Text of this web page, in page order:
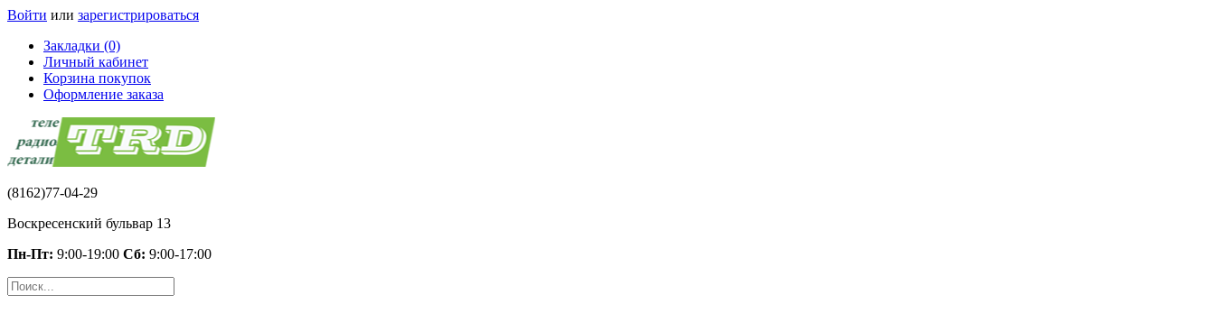
Войти или зарегистрироваться
Закладки (0)
Личный кабинет
Корзина покупок
Оформление заказа
(8162)77-04-29
Воскресенский бульвар 13
Пн-Пт: 9:00-19:00 Сб: 9:00-17:00